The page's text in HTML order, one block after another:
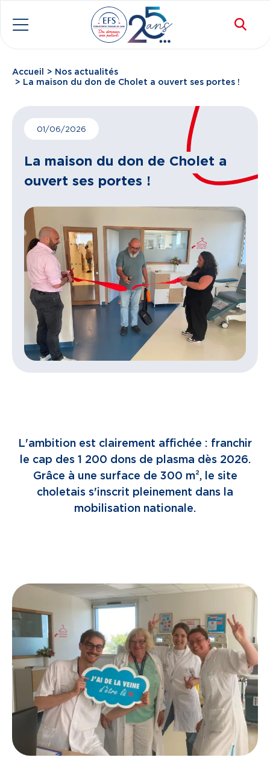
Aller au contenu principal
Fil d'Ariane
Accueil
Nos actualités
La maison du don de Cholet a ouvert ses portes !
01/06/2026
La maison du don de Cholet a
ouvert ses portes !
L'ambition est clairement affichée : franchir
le cap des 1 200 dons de plasma dès 2026.
Grâce à une surface de 300 m², le site
choletais s'inscrit pleinement dans la
mobilisation nationale.